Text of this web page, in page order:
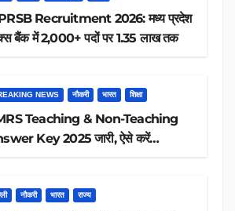
Recruitment 2026: मध्य प्रदेश
बैंक में 2,000+ पदों पर 1.35 लाख तक
NEWS नौकरी भारत शिक्षा
Teaching & Non-Teaching
Key 2025 जारी, ऐसे करें
नौकरी भारत राज्य